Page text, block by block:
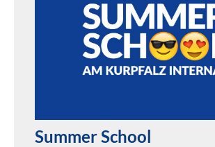
Summer School